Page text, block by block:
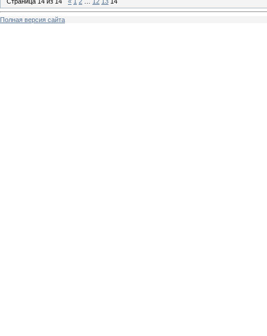
Полная версия сайта